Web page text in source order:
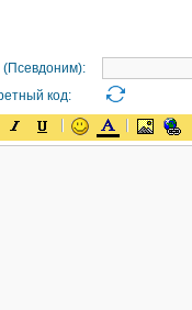
(Псевдоним):
код: